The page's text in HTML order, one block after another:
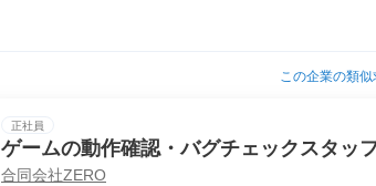
この企業の類
正社員
ゲームの動作確認・バグチェックスタッ
合同会社ZERO